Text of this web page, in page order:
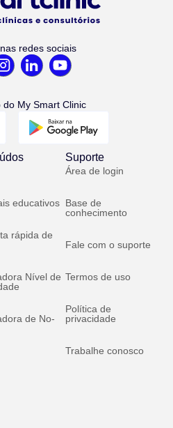
redes sociais
do My Smart Clinic
educativos
rápida de
Nível de
de No-
Suporte
Área de login
Base de
conhecimento
Fale com o suporte
Termos de uso
Política de
privacidade
Trabalhe conosco